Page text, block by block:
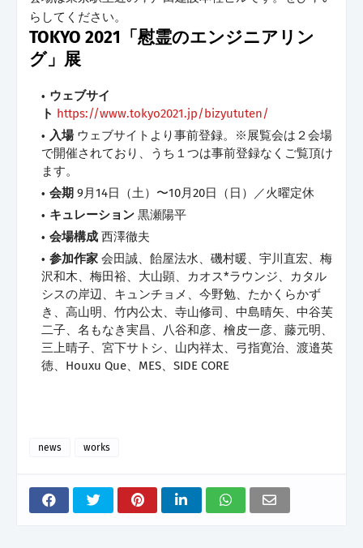
らしてください。
TOKYO 2021「慰霊のエンジニアリン
グ」展
ウェブサイ
ト https://www.tokyo2021.jp/bizyututen/
入場ウェブサイトより事前登録。※展覧会は２会場
で開催されており、うち１つは事前登録なくご覧頂け
ます。
会期 9月14日（土）〜10月20日（日）／火曜定休
キュレーション 黒瀬陽平
会場構成 西澤徹夫
参加作家 会田誠、飴屋法水、磯村暖、宇川直宏、梅
沢和木、梅田裕、大山顕、カオス*ラウンジ、カタル
シスの岸辺、キュンチョメ、今野勉、たかくらかず
き、高山明、竹内公太、寺山修司、中島晴矢、中谷芙
二子、名もなき実昌、八谷和彦、檜皮一彦、藤元明、
三上晴子、宮下サトシ、山内祥太、弓指寛治、渡邉英
徳、Houxu Que、MES、SIDE CORE
news works